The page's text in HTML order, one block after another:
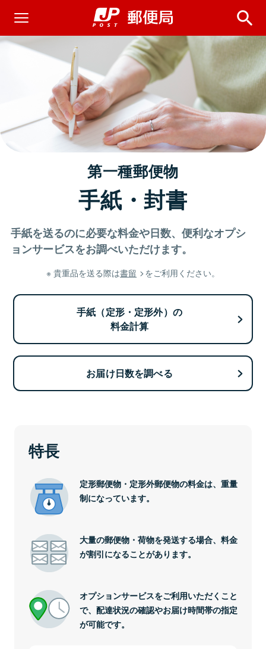
第一種郵便物
手紙・封書
手紙を送るのに必要な料金や日数、便利なオプシ
ョンサービスをお調べいただけます。
貴重品を送る際は書留 をご利用ください。
手紙（定形・定形外）の
料金計算
お届け日数を調べる
特長
定形郵便物・定形外郵便物の料金は、重量
制になっています。
大量の郵便物・荷物を発送する場合、料金
が割引になることがあります。
オプションサービスをご利用いただくこと
で、配達状況の確認やお届け時間帯の指定
が可能です。